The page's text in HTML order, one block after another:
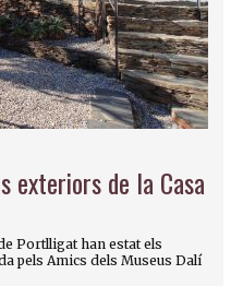
exteriors de la Casa
Portlligat han estat els
pels Amics dels Museus Dalí